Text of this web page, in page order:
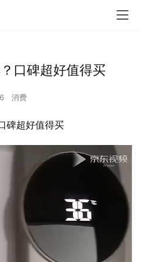
口碑超好值得买
消费
碑超好值得买